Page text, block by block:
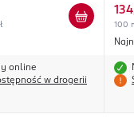
online
w drogerii
134
100